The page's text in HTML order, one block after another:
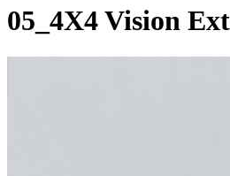
05_4X4 Vision